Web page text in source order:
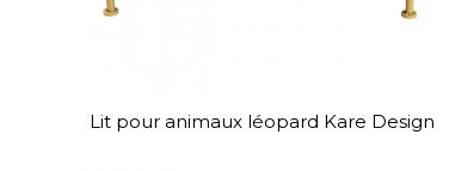
Lit pour animaux léopard Kare Design